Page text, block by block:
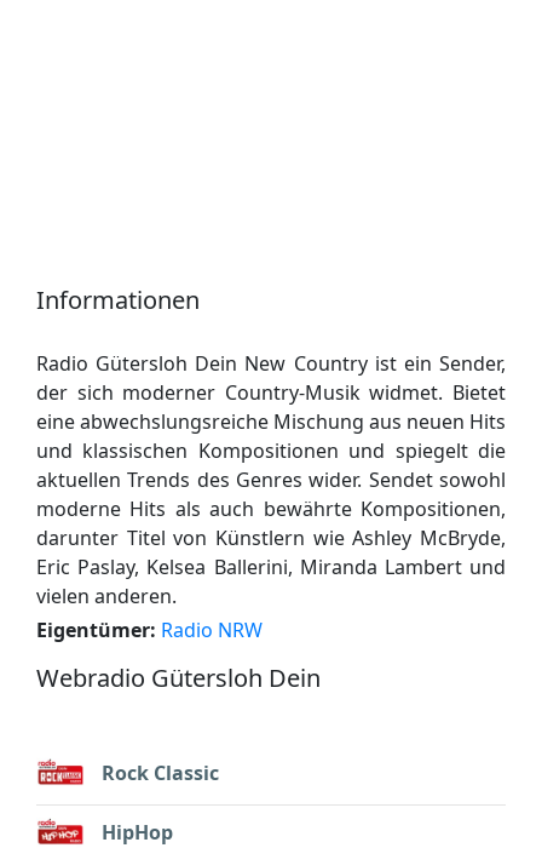
Informationen
Radio Gütersloh Dein New Country ist ein Sender,
der sich moderner Country-Musik widmet. Bietet
eine abwechslungsreiche Mischung aus neuen Hits
und klassischen Kompositionen und spiegelt die
aktuellen Trends des Genres wider. Sendet sowohl
moderne Hits als auch bewährte Kompositionen,
darunter Titel von Künstlern wie Ashley McBryde,
Eric Paslay, Kelsea Ballerini, Miranda Lambert und
vielen anderen.
Eigentümer: Radio NRW
Webradio Gütersloh Dein
Rock Classic
HipHop